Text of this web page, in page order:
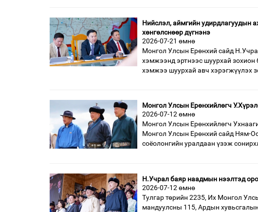
Нийслэл, аймгийн удирдлагуудын
хөнгөлснөөр дүгнэнэ
2026-07-21 өмнө
Монгол Улсын Ерөнхий сайд
хэмжээнд эртнээс шуурхай зохион
хэмжээ шуурхай авч хэрэгжүүлэх
Монгол Улсын Ерөнхийлөгч
2026-07-12 өмнө
Монгол Улсын Ерөнхийлөгч
Монгол Улсын Ерөнхий сайд Ням-
соёолонгийн уралдаан үзэж
Н.Учрал баяр наадмын нээлтэд
2026-07-12 өмнө
Тулгар төрийн 2235, Их Монгол
мандуулсны 115, Ардын